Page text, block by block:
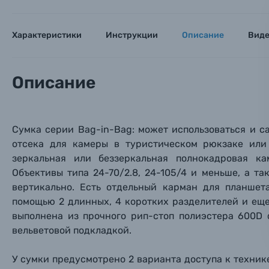
Ваш
Ваш
Аксессуары для фото и видеокамер
Материалы
Осветительное оборудование
Фоторамки
Вами с
Номер
Нажимая
Характеристики Инструкции Описание
Описание
Сумка серии Bag-in-Bag: может использоваться и
отсека для камеры в туристическом рюкзаке
зеркальная или беззеркальная полнокадровая
Объективы типа 24-70/2.8, 24-105/4 и меньше, а
вертикально. Есть отдельный карман для
помощью 2 длинных, 4 коротких разделителей и
выполнена из прочного рип-стоп полиэстера
вельветовой подкладкой.
У сумки предусмотрено 2 варианта доступа к
Ваш